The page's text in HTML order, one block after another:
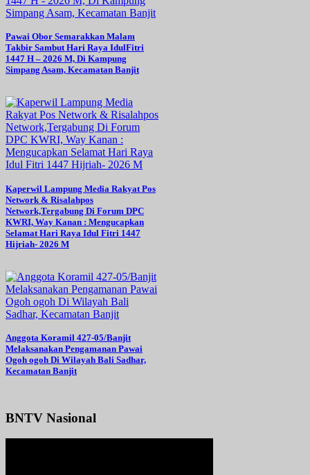
Pawai Obor Semarakkan Malam
Takbir Sambut Hari Raya IdulFitri
1447 H – 2026 M, Di Kampung
Simpang Asam, Kecamatan Banjit
Kaperwil Lampung Media Rakyat Pos
Network & Risalahpos
Network,Tergabung Di Forum DPC
KWRI, Way Kanan : Mengucapkan
Selamat Hari Raya Idul Fitri 1447
Hijriah- 2026 M
Anggota Koramil 427-05/Banjit
Melaksanakan Pengamanan Pawai
Ogoh ogoh Di Wilayah Bali Sadhar,
Kecamatan Banjit
BNTV Nasional